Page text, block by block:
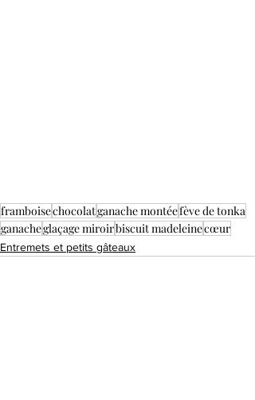
framboisechocolatganache montéefève de tonka
ganacheglaçage miroirbiscuit madeleinecœur
Entremets et petits gâteaux